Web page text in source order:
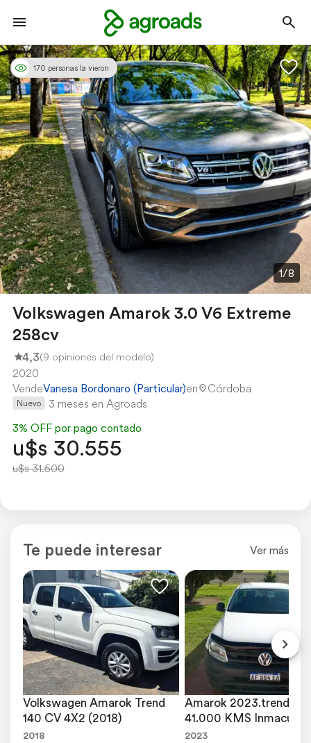
1/8
170 personas la vieron
Volkswagen Amarok 3.0 V6 Extreme
258cv
4,3(9 opiniones del modelo)
2020
VendeVanesa Bordonaro (Particular)en Córdoba
Nuevo
3 meses en Agroads
3% OFF por pago contado
u$s 30.555
u$s 31.500
Te puede interesar Ver más
Volkswagen Amarok Trend
140 CV 4X2 (2018)
2018
Amarok 2023.trendline
41.000 KMS
2023